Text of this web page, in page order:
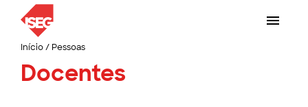
Início/ Pessoas
Docentes